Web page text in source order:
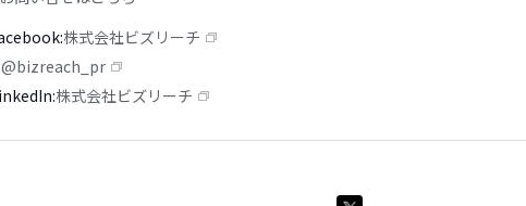
株式会社ビズリーチ
@bizreach_pr
株式会社ビズリーチ